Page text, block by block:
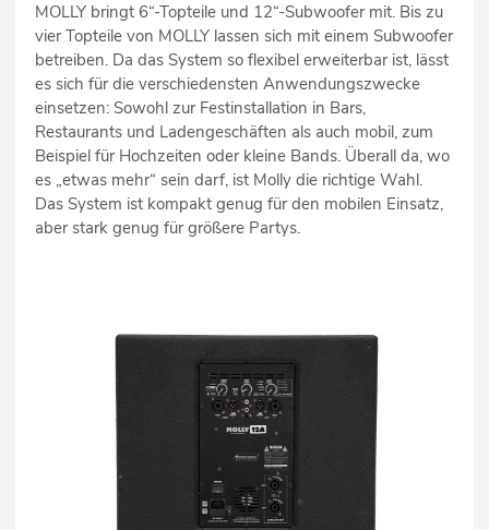
MOLLY bringt 6“-Topteile und 12“-Subwoofer mit. Bis zu
vier Topteile von MOLLY lassen sich mit einem Subwoofer
betreiben. Da das System so flexibel erweiterbar ist, lässt
es sich für die verschiedensten Anwendungszwecke
einsetzen: Sowohl zur Festinstallation in Bars,
Restaurants und Ladengeschäften als auch mobil, zum
Beispiel für Hochzeiten oder kleine Bands. Überall da, wo
es „etwas mehr“ sein darf, ist Molly die richtige Wahl.
Das System ist kompakt genug für den mobilen Einsatz,
aber stark genug für größere Partys.